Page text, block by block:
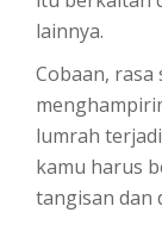
lainnya.
Cobaan,
lumrah
kamu harus
tangisan dan